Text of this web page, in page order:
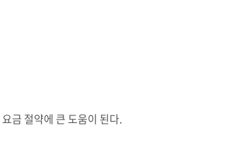
금 절약에 큰 도움이 된다.